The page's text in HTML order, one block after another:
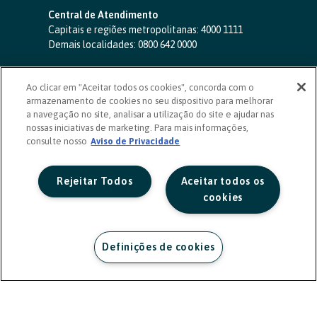
Central de Atendimento
Capitais e regiões metropolitanas: 4000 1111
Demais localidades: 0800 642 0000
SAC 24 horas-0800 724 4420
Ouvidoria
0800 725 0996
(de segunda a sexta, das 8h às 20h)
ouvidoriasicoob.com.br
Deficientes auditivos ou de fala
Ao clicar em "Aceitar todos os cookies", concorda com o
armazenamento de cookies no seu dispositivo para melhorar
a navegação no site, analisar a utilização do site e ajudar nas
nossas iniciativas de marketing. Para mais informações,
consulte nosso Aviso de Privacidade
Aceitar todos os
cookies
Rejeitar Todos
Definições de cookies